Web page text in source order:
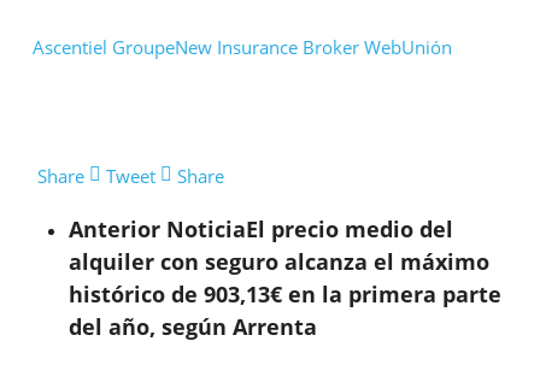
Ascentiel GroupeNew Insurance Broker WebUnión
Share Tweet Share
Anterior NoticiaEl precio medio del
alquiler con seguro alcanza el máximo
histórico de 903,13€ en la primera parte
del año, según Arrenta